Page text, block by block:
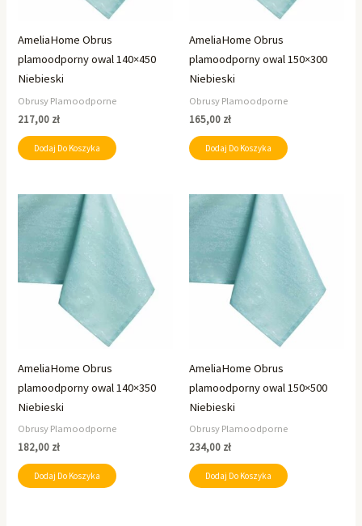
AmeliaHome Obrus
plamoodporny owal 140×450
Niebieski
Obrusy Plamoodporne
217,00 zł
Dodaj Do Koszyka
AmeliaHome Obrus
plamoodporny owal 150×300
Niebieski
Obrusy Plamoodporne
165,00 zł
Dodaj Do Koszyka
AmeliaHome Obrus
plamoodporny owal 140×350
Niebieski
Obrusy Plamoodporne
182,00 zł
Dodaj Do Koszyka
AmeliaHome Obrus
plamoodporny owal 150×500
Niebieski
Obrusy Plamoodporne
234,00 zł
Dodaj Do Koszyka